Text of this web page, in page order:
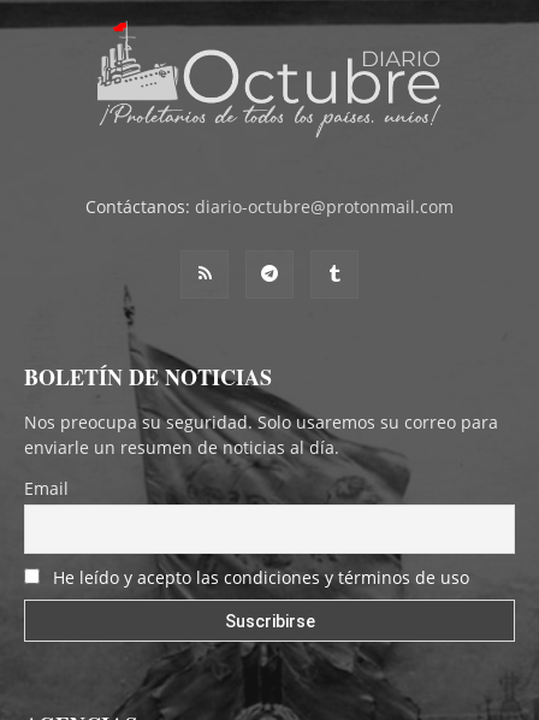
Contáctanos: diario-octubre@protonmail.com
BOLETÍN DE NOTICIAS
Nos preocupa su seguridad. Solo usaremos su correo para
enviarle un resumen de noticias al día.
Email
He leído y acepto las condiciones y términos de uso